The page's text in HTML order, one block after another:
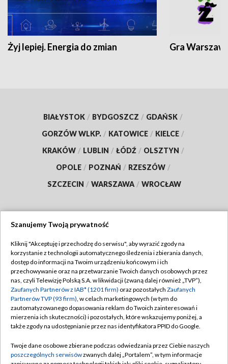
Żyj lepiej. Energia do zmian Gra
BIAŁYSTOK / BYDGOSZCZ / GDAŃSK /
GORZÓW WLKP. / KATOWICE / KIELCE /
KRAKÓW / LUBLIN / ŁÓDŹ / OLSZTYN /
OPOLE / POZNAŃ / RZESZÓW /
SZCZECIN / WARSZAWA / WROCŁAW
TVP
Abonament TVP
Emisja w TVP
Centrum informacji TVP
Naziemna Telewizja Cyfrowa
Rada Programowa
Regulamin TVP
Polityka prywatności
Moje zgody
Pomoc
Kontakt
Szanujemy Twoją prywatność
Kliknij "Akceptuję i przechodzę do serwisu", aby wyrazić zgody na
korzystanie z technologii automatycznego śledzenia i zbierania danych,
dostęp do informacji na Twoim urządzeniu końcowym i ich
przechowywanie oraz na przetwarzanie Twoich danych osobowych przez
nas, czyli Telewizję Polską S.A. w likwidacji (zwaną dalej również „TVP”),
Zaufanych Partnerów z IAB* (1201 firm) oraz pozostałych Zaufanych
Partnerów TVP (93 firm), w celach marketingowych (w tym do
zautomatyzowanego dopasowania reklam do Twoich zainteresowań i
mierzenia ich skuteczności) i pozostałych, które wskazujemy poniżej, a
także zgody na udostępnianie przez nas identyfikatora PPID do Google.
Twoje dane osobowe zbierane podczas odwiedzania przez Ciebie naszych
poszczególnych serwisówzwanych dalej „Portalem”, w tym informacje